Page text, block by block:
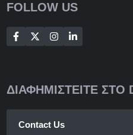
FOLLOW US
ΔΙΑΦΗΜΙΣΤΕΙΤΕ ΣΤΟ
Contact Us